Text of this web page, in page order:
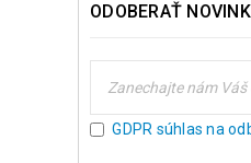
ODOBERAŤ
GDPR súhlas na